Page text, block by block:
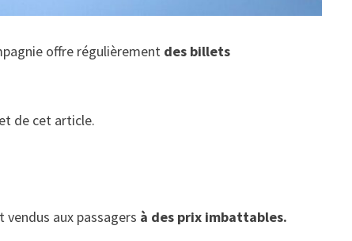
offre régulièrement des billets
de cet article.
aux passagers à des prix imbattables.